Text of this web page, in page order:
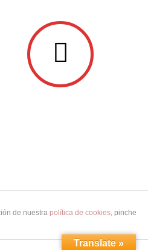
de nuestra política de cookies, pinche
Translate »